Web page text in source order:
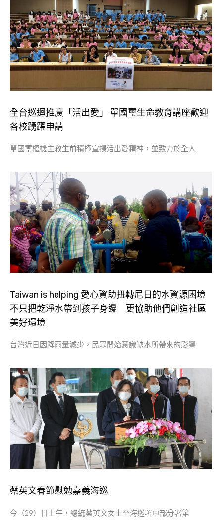
全台巡迴推廣「活出愛」 單國璽生命教育講座歡迎
各校踴躍申請
單國璽樞機主教生前積極宣揚活出愛精神，並致力於全人
Taiwan is helping 愛心資助扭轉尼日的水資源困境
不只把乾淨水帶到孩子身邊 更協助他們創造社區
美好環境
台灣近日因降雨量減少，民眾開始意識缺水所帶來的影響
蔡英文春節慰勉嘉義海巡
今（29）日上午，總統蔡英文女士至海巡署中部分署第